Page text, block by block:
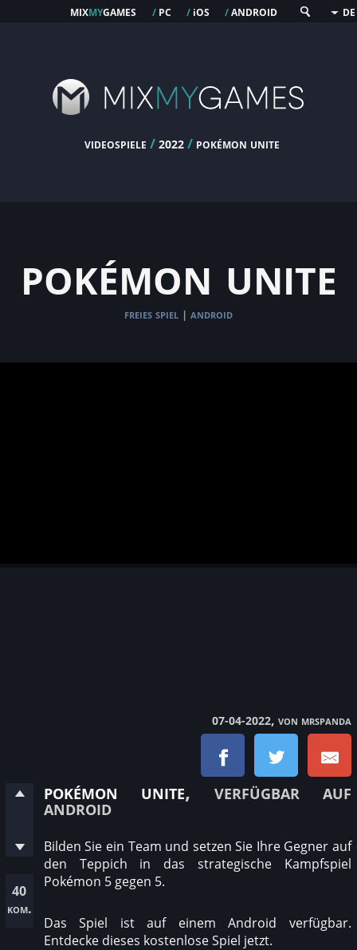
mixmygames / pc / ios /android DE
videospiele / 2022 /pokémon unite
pokémon unite
freies spiel | android
07-04-2022, von mrspanda
40
kom.
pokémon unite, verfügbar auf
android
Bilden Sie ein Team und setzen Sie Ihre Gegner auf
den Teppich in das strategische Kampfspiel
Pokémon 5 gegen 5.
Das Spiel ist auf einem Android verfügbar.
Entdecke dieses kostenlose Spiel jetzt.